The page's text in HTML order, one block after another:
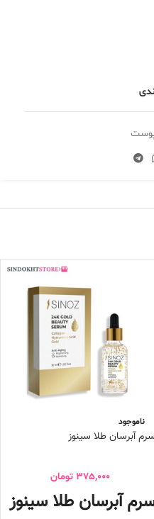
ناموجود
سرم آبرسان طلا سینوز
375,000 تومان
آبرسان طلا سینوز